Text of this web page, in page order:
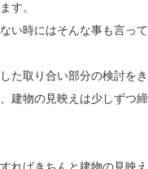
す。
い時にはそんな事も言っ
た取り合い部分の検討を
建物の見映えは少しずつ